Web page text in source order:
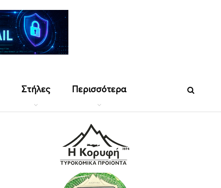
Στήλες Περισσότερα